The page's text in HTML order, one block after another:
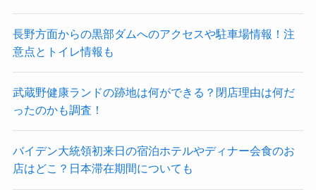
長野方面からの黒部ダムへのアクセスや駐車場情報！注
意点とトイレ情報も
武蔵野健康ランドの跡地は何ができる？閉店理由は何だ
ったのかも調査！
バイデン大統領初来日の宿泊ホテルやディナー会食のお
店はどこ？日本滞在期間についても